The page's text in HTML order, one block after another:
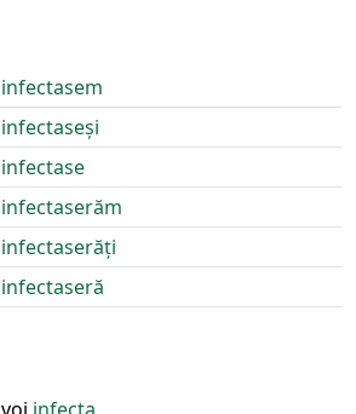
infectasem
infectaseși
infectase
infectaserăm
infectaserăți
infectaseră